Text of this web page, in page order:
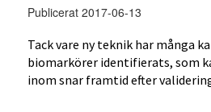
Publicerat 2017-06-13
Tack vare ny teknik har många
biomarkörer identifierats, som
inom snar framtid efter